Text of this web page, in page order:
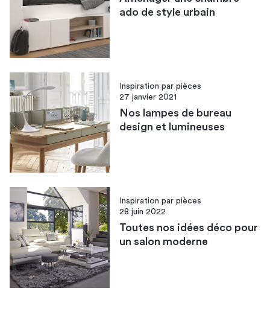
ado de style urbain
Inspiration par pièces
27 janvier 2021
Nos lampes de bureau
design et lumineuses
Inspiration par pièces
28 juin 2022
Toutes nos idées déco pour
un salon moderne